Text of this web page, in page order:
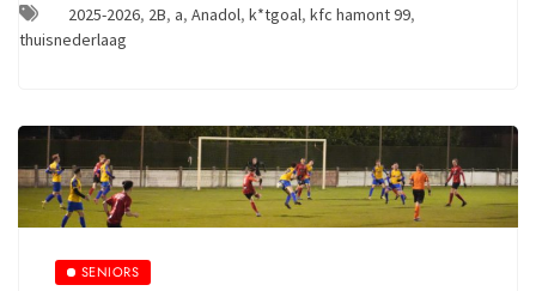
2025-2026, 2B, a, Anadol, k*tgoal, kfc hamont 99,
thuisnederlaag
SENIORS